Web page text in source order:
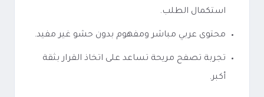
استكمال الطلب.
محتوى عربي مباشر ومفهوم بدون حشو غير مفيد.
تجربة تصفح مريحة تساعد على اتخاذ القرار بثقة
أكبر.